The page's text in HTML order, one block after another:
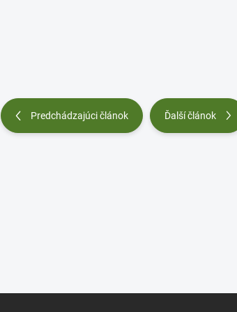
Predchádzajúci článok Ďalší článok